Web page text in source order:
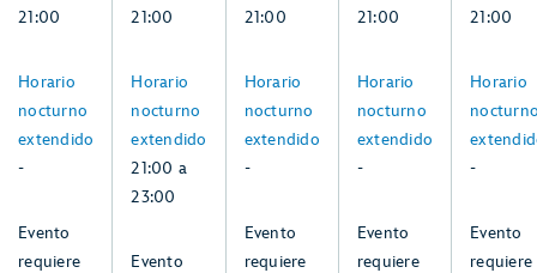
2,
21:00
Horario
nocturno
extendido
-:
domingo,
2,
agosto
-
Evento
requiere
-:
domingo,
3,
21:00
Horario
nocturno
extendido
21:00
a
23:00,
lunes,
3,
21:00 a
23:00
Evento
-:
4,
21:00
Horario
nocturno
extendido
-:
martes,
4,
agosto
-
Evento
requiere
-:
martes,
5,
21:00
Horario
nocturno
extendido
-:
miércoles,
5,
agosto
-
Evento
requiere
-:
miércoles,
6,
21:00
Horario
-:
jueves,
6,
agosto
-
Evento
requiere
21:30
a